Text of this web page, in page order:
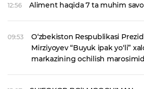
12:56 Aliment haqida 7 ta muhim
09:53
O‘zbekiston Respublikasi
Mirziyoyev “Buyuk ipak yo‘li”
markazining ochilish